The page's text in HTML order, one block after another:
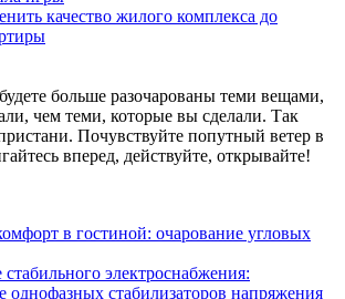
качество жилого комплекса до
больше разочарованы теми вещами,
чем теми, которые вы сделали. Так
Почувствуйте попутный ветер в
вперед, действуйте, открывайте!
в гостиной: очарование угловых
электроснабжения:
однофазных стабилизаторов напряжения